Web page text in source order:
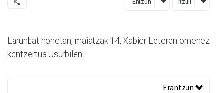
Entzun Itzuli
Larunbat honetan, maiatzak 14, Xabier Leteren omenez
kontzertua Usurbilen.
Erantzun